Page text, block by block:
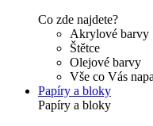
Co zde najdete?
Akrylové barvy
Štětce
Olejové barvy
Vše co Vás
Papíry a bloky
Papíry a bloky